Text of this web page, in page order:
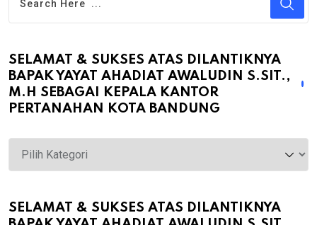
SELAMAT & SUKSES ATAS DILANTIKNYA
BAPAK YAYAT AHADIAT AWALUDIN S.SIT.,
M.H SEBAGAI KEPALA KANTOR
PERTANAHAN KOTA BANDUNG
atas
SELAMAT & SUKSES ATAS DILANTIKNYA